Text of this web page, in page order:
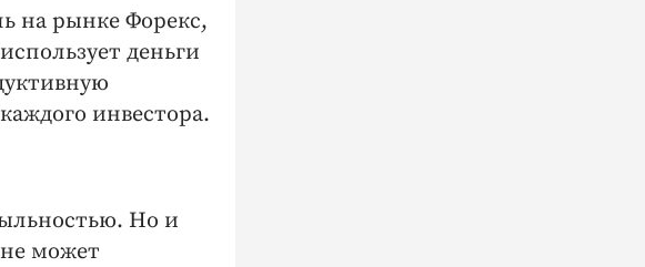
на рынке Форекс,
деньги
инвестора.
Но и
может